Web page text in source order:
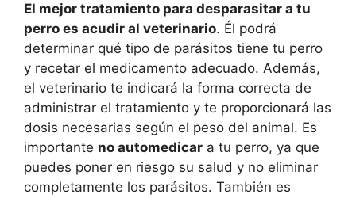
El mejor tratamiento para desparasitar a tu
perro es acudir al veterinario. Él podrá
determinar qué tipo de parásitos tiene tu perro
y recetar el medicamento adecuado. Además,
el veterinario te indicará la forma correcta de
administrar el tratamiento y te proporcionará las
dosis necesarias según el peso del animal. Es
importante no automedicar a tu perro, ya que
puedes poner en riesgo su salud y no eliminar
completamente los parásitos. También es